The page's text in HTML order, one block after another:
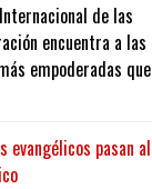
de las
encuentra a las
empoderadas que
evangélicos pasan al